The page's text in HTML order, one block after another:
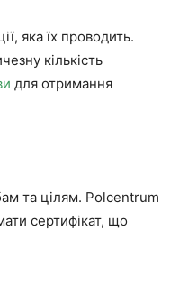
яка їх проводить.
кількість
для отримання
та цілям. Polcentrum
сертифікат, що